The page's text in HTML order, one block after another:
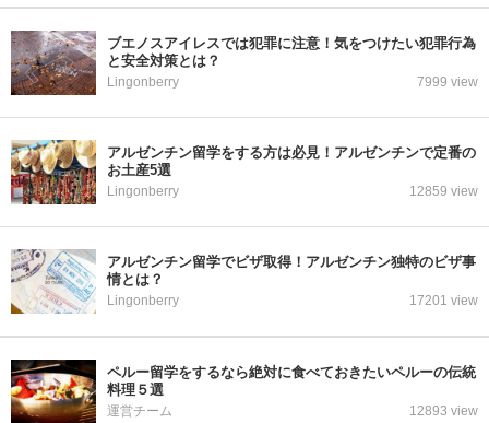
ブエノスアイレスでは犯罪に注意！気をつけたい犯罪行為
と安全対策とは？
Lingonberry 7999 view
アルゼンチン留学をする方は必見！アルゼンチンで定番の
お土産5選
Lingonberry 12859 view
アルゼンチン留学でビザ取得！アルゼンチン独特のビザ事
情とは？
Lingonberry 17201 view
ペルー留学をするなら絶対に食べておきたいペルーの伝統
料理５選
運営チーム 12893 view